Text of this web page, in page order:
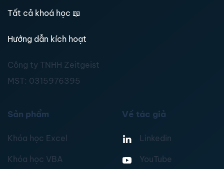
Tất cả khoá học 📖
Hướng dẫn kích hoạt
Công ty TNHH Zeitgeist
MST: 0315976395
Sản phẩm
Khóa học Excel
Khóa học VBA
Về tác giả
Linkedin
YouTube